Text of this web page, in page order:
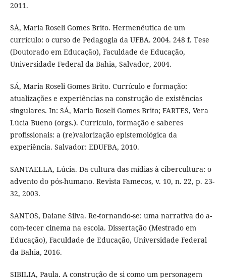
2011.
SÁ, Maria Roseli Gomes Brito. Hermenêutica de um
currículo: o curso de Pedagogia da UFBA. 2004. 248 f. Tese
(Doutorado em Educação), Faculdade de Educação,
Universidade Federal da Bahia, Salvador, 2004.
SÁ, Maria Roseli Gomes Brito. Currículo e formação:
atualizações e experiências na construção de existências
singulares. In: SÁ, Maria Roseli Gomes Brito; FARTES, Vera
Lúcia Bueno (orgs.). Currículo, formação e saberes
profissionais: a (re)valorização epistemológica da
experiência. Salvador: EDUFBA, 2010.
SANTAELLA, Lúcia. Da cultura das mídias à cibercultura: o
advento do pós-humano. Revista Famecos, v. 10, n. 22, p. 23-
32, 2003.
SANTOS, Daiane Silva. Re-tornando-se: uma narrativa do a-
com-tecer cinema na escola. Dissertação (Mestrado em
Educação), Faculdade de Educação, Universidade Federal
da Bahia, 2016.
SIBILIA, Paula. A construção de si como um personagem